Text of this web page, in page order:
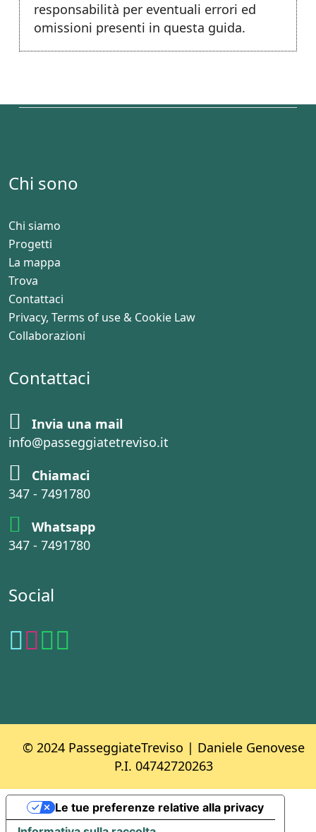
responsabilità per eventuali errori ed
omissioni presenti in questa guida.
Chi sono
Chi siamo
Progetti
La mappa
Trova
Contattaci
Privacy, Terms of use & Cookie Law
Collaborazioni
Contattaci
Invia una mail
info@passeggiatetreviso.it
Chiamaci
347 - 7491780
Whatsapp
347 - 7491780
Social
© 2024 PasseggiateTreviso | Daniele Genovese
P.I. 04742720263
Le tue preferenze relative alla privacy